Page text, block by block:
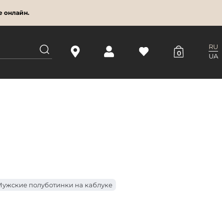
онлайн.
0
RU
UA
полуботинки на каблуке